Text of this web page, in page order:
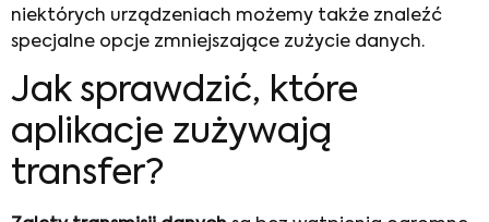
niektórych urządzeniach możemy także znaleźć
specjalne opcje zmniejszające zużycie danych.
Jak sprawdzić, które
aplikacje zużywają
transfer?